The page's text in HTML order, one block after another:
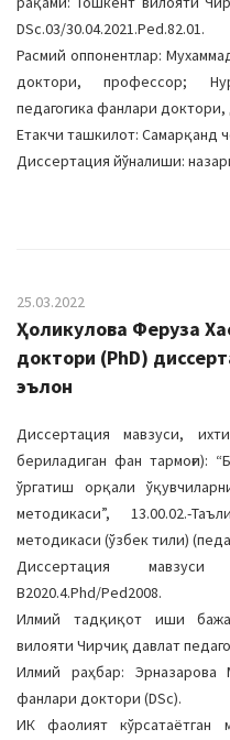
DSc.03/30.04.2021.Ped.82.01.
Расмий оппонентлар:
доктори, профессор;
педагогика фанлари доктори,
Етакчи ташкилот: Самарқанд
Диссертация йўналиши:
25.03.2022
Ҳоликулова Феруза
доктори (PhD)
эълон
Диссертация мавзуси,
бериладиган фан тармоғи):
ўргатиш орқали
методикаси”, 13.00.02.-
методикаси (ўзбек тили)
Диссертация
B2020.4.Phd/Ped2008.
Илмий тадқиқот иши
вилояти Чирчиқ давлат
Илмий раҳбар: Эрназарова
фанлари доктори (DSc).
ИК фаолият кўрсатаётган